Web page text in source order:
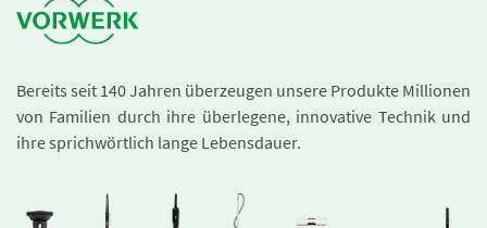
Bereits seit 140 Jahren überzeugen unsere Produkte Millionen
von Familien durch ihre überlegene, innovative Technik und
ihre sprichwörtlich lange Lebensdauer.